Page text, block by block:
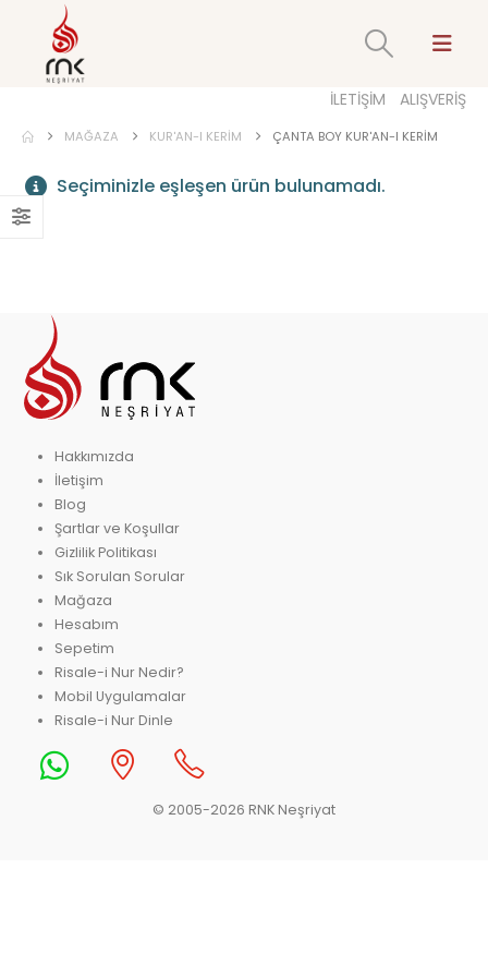
İLETİŞİM ALIŞVERİŞ
MAĞAZA KUR'AN-I KERIM ÇANTA BOY KUR'AN-I KERIM
Seçiminizle eşleşen ürün bulunamadı.
Hakkımızda
İletişim
Blog
Şartlar ve Koşullar
Gizlilik Politikası
Sık Sorulan Sorular
Mağaza
Hesabım
Sepetim
Risale-i Nur Nedir?
Mobil Uygulamalar
Risale-i Nur Dinle
© 2005-2026 RNK Neşriyat